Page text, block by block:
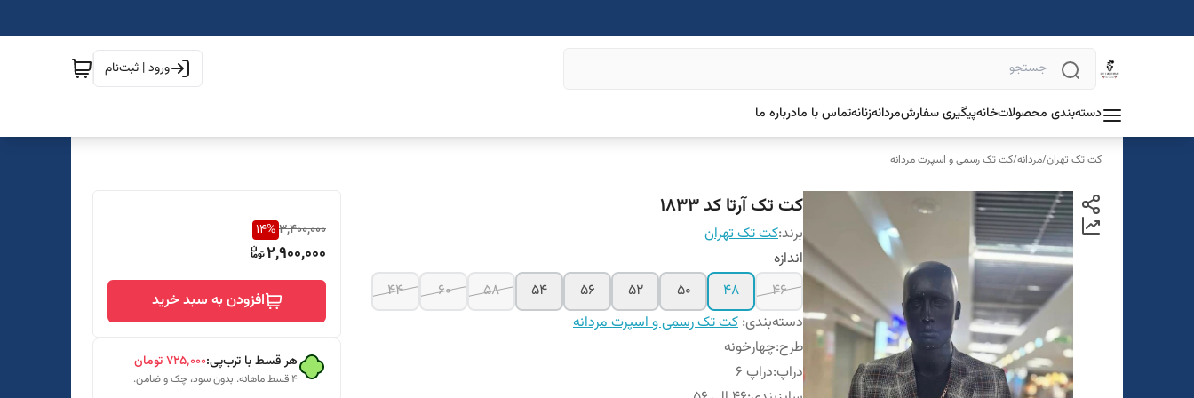
ورود | ثبت‌نام
دسته‌بندی محصولاتخانهپیگیری سفارشمردانهزنانهتماس با مادرباره ما
کت تک تهران/مردانه/کت تک رسمی و اسپرت مردانه
کت تک آرتا کد ۱۸۳3
برند:کت تک تهران
اندازه
46
48
50
52 ۵۶ ۵۴ ۵۸ ۶۰
44
دسته‌بندی: کت تک رسمی و اسپرت مردانه
طرح:چهارخونه
دراپ:دراپ 6
3,400,000
14%
2,900,000
افزودن به سبد خرید
هر قسط با ترب‌پی:۷۲۵٬۰۰۰تومان
۴ قسط ماهانه. بدون سود، چک و ضامن.